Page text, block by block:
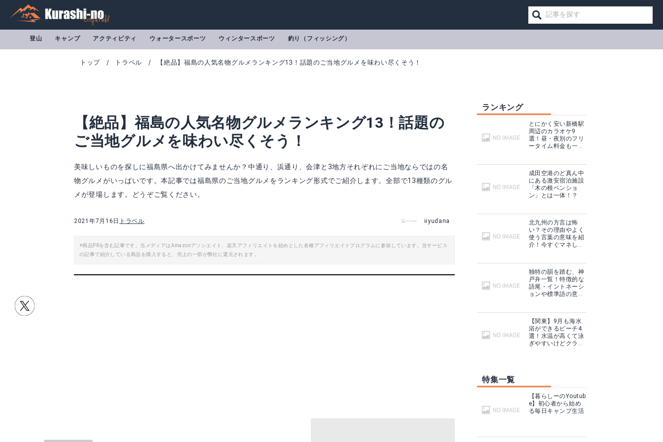
登山 キャンプ アクティビティ ウォータースポーツ ウィンタースポーツ 釣り（フィッシング）
トップ トラベル 【絶品】福島の人気名物グルメランキング13！話題のご当地グルメを味わい尽くそう！
【絶品】福島の人気名物グルメランキング13！話題の
ご当地グルメを味わい尽くそう！
美味しいものを探しに福島県へ出かけてみませんか？中通り、浜通り、会津と3地方それぞれにご当地ならではの名
物グルメがいっぱいです。本記事では福島県のご当地グルメをランキング形式でご紹介します。全部で13種類のグル
メが登場します。どうぞご覧ください。
2021年7月16日 トラベル iiyudana
※商品PRを含む記事です。当メディアはAmazonアソシエイト、楽天アフィリエイトを始めとした各種アフィリエイトプログラムに参加しています。当サービス
の記事で紹介している商品を購入すると、売上の一部が弊社に還元されます。
ランキング
とにかく安い新橋駅
周辺のカラオケ9
選！昼・夜別のフリ
ータイム料金も一挙
成田空港のど真ん中
にある激安宿泊施設
「木の根ペンショ
ン」とは一体！？
北九州の方言は怖
い？その理由やよく
使う言葉の意味を紹
介！今すぐマネした
独特の韻を踏む、神
戸弁一覧！特徴的な
語尾・イントネーシ
ョンや標準語の意味
【関東】9月も海水
浴ができるビーチ4
選！水温が高くて泳
ぎやすいけどクラゲ
特集一覧
【暮らしーのYoutub
e】初心者から始め
る毎日キャンプ生活